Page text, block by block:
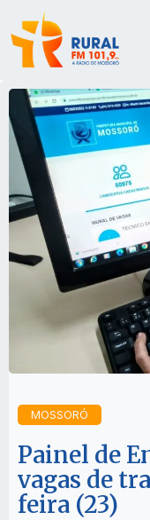
MOSSORÓ
Painel de
vagas de
feira (23)